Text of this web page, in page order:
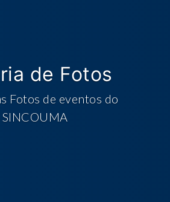
de Fotos
Fotos de eventos do
SINCOUMA